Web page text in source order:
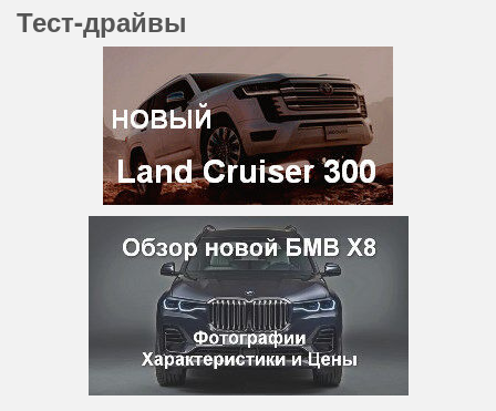
Тест-драйвы